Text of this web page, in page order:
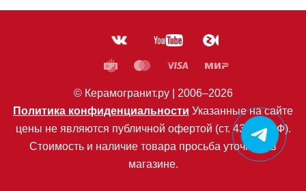
© Керамогранит.ру | 2006–2026
Политика конфиденциальности Указанные на сайте
цены не являются публичной офертой (ст. 435 ГК РФ).
Стоимость и наличие товара просьба уточнять в
магазине.